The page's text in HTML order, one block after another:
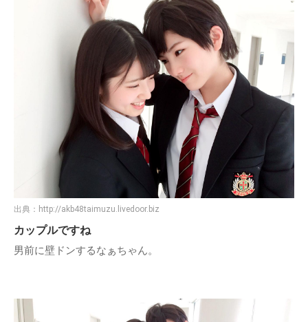
出典： http://akb48taimuzu.livedoor.biz
カップルですね
男前に壁ドンするなぁちゃん。